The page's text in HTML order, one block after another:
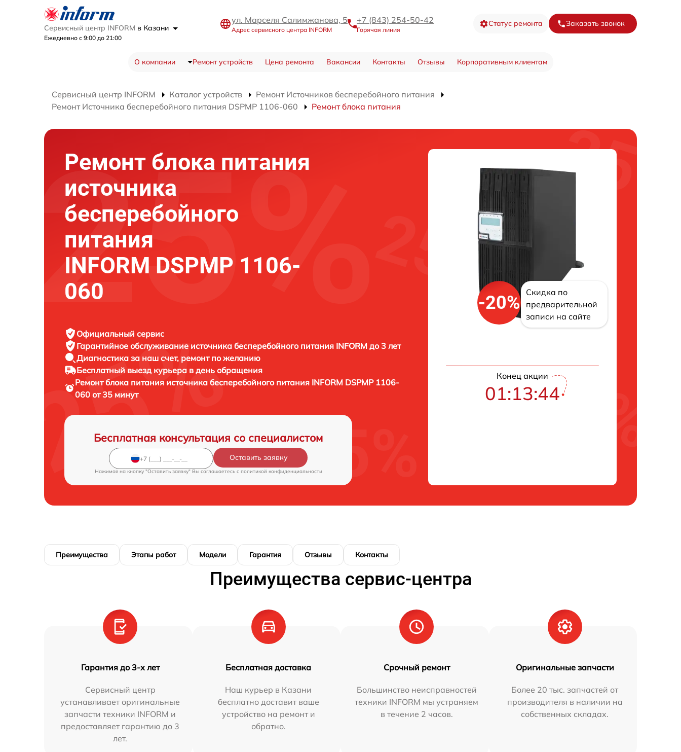
Сервисный центр INFORM в Казани
Ежедневно с 9:00 до 21:00
ул. Марселя Салимжанова, 5
Адрес сервисного центра INFORM
+7 (843) 254-50-42
Горячая линия
Статус ремонта Заказать звонок
О компании Ремонт устройств Цена ремонта Вакансии Контакты Отзывы Корпоративным клиентам
Сервисный центр INFORM Каталог устройств
Ремонт Источников бесперебойного питания
Ремонт Источника бесперебойного питания DSPMP 1106-060
Ремонт блока питания
Ремонт блока питания
источника
бесперебойного
питания
INFORM DSPMP 1106-
060
Официальный сервис
Гарантийное обслуживание источника бесперебойного питания INFORM до 3 лет
Диагностика за наш счет, ремонт по желанию
Бесплатный выезд курьера в день обращения
Ремонт блока питания источника бесперебойного питания INFORM DSPMP 1106-
060 от 35 минут
Бесплатная консультация со специалистом
Оставить заявку
Нажимая на кнопку "Оставить заявку" Вы соглашаетесь c политикой конфиденциальности
-20%
Скидка по
предварительной
записи на сайте
Конец акции
01:13:43
Преимущества Этапы работ Модели Гарантия Отзывы Контакты
Преимущества сервис-центра
Гарантия до 3-х лет
Сервисный центр
устанавливает оригинальные
запчасти техники INFORM и
предоставляет гарантию до 3
лет.
Бесплатная доставка
Наш курьер в Казани
бесплатно доставит ваше
устройство на ремонт и
обратно.
Срочный ремонт
Большинство неисправностей
техники INFORM мы устраняем
в течение 2 часов.
Оригинальные запчасти
Более 20 тыс. запчастей от
производителя в наличии на
собственных складах.